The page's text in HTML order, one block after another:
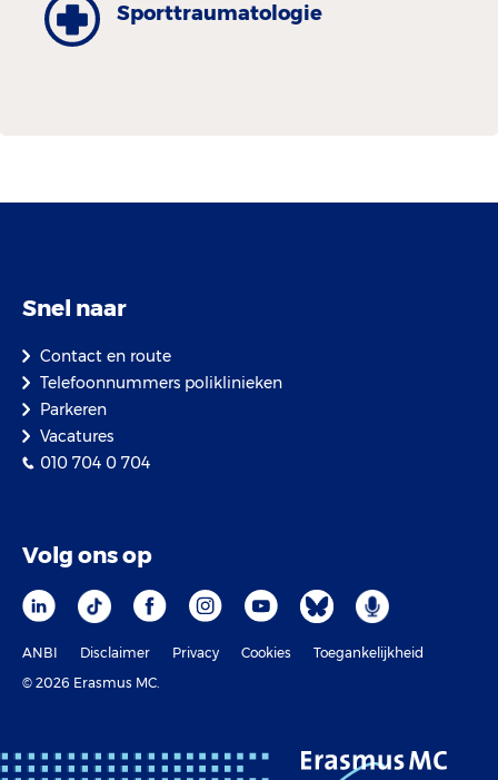
Sporttraumatologie
Snel naar
Contact en route
Telefoonnummers poliklinieken
Parkeren
Vacatures
010 704 0 704
Volg ons op
ANBI Disclaimer Privacy Cookies
Toegankelijkheid
© 2026 Erasmus MC.